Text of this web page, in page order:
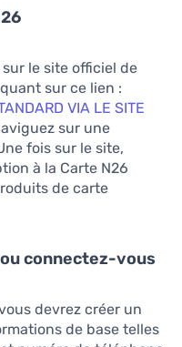
le site officiel de
sur ce lien :
VIA LE SITE
sur une
fois sur le site,
à la Carte N26
de carte
connectez-vous
devrez créer un
de base telles